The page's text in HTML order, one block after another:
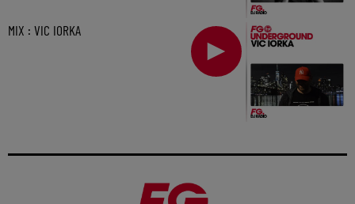
MIX : VIC IORKA